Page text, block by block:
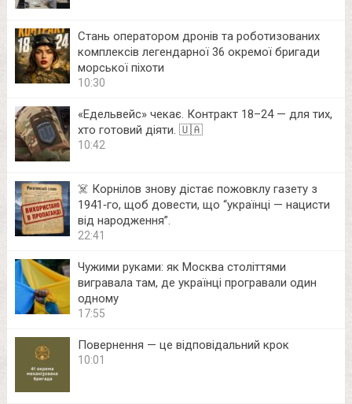
Стань оператором дронів та роботизованих
комплексів легендарної 36 окремої бригади
морської піхоти
10:30
«Едельвейс» чекає. Контракт 18–24 — для тих,
хто готовий діяти. 🇺🇦
10:42
☠️ Корнілов знову дістає пожовклу газету з
1941‑го, щоб довести, що “українці — нацисти
від народження”.
22:41
Чужими руками: як Москва століттями
вигравала там, де українці програвали один
одному
17:55
Повернення — це відповідальний крок
10:01